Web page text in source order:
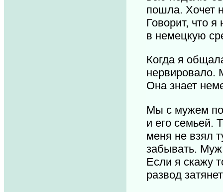
пошла. Хочет
Говорит, что я
в немецкую
Когда я
нервировало.
Она знает
Мы с мужем
и его семьей.
меня не взял
забывать. Муж
Если я скажу
развод